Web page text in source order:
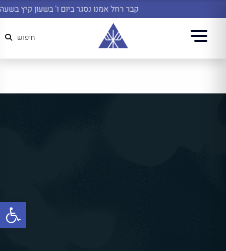
קבר רחל אמנו נסגר ביום ו' בשעון קיץ בשעה 14:45
חיפוש